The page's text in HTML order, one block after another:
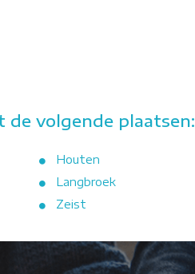
de volgende plaatsen:
Houten
Langbroek
Zeist